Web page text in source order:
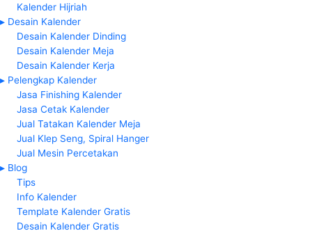
Kalender Hijriah
▸ Desain Kalender
Desain Kalender Dinding
Desain Kalender Meja
Desain Kalender Kerja
▸ Pelengkap Kalender
Jasa Finishing Kalender
Jasa Cetak Kalender
Jual Tatakan Kalender Meja
Jual Klep Seng, Spiral Hanger
Jual Mesin Percetakan
▸ Blog
Tips
Info Kalender
Template Kalender Gratis
Desain Kalender Gratis